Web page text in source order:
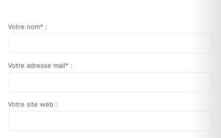
Votre nom* :
Votre adresse mail* :
Votre site web :